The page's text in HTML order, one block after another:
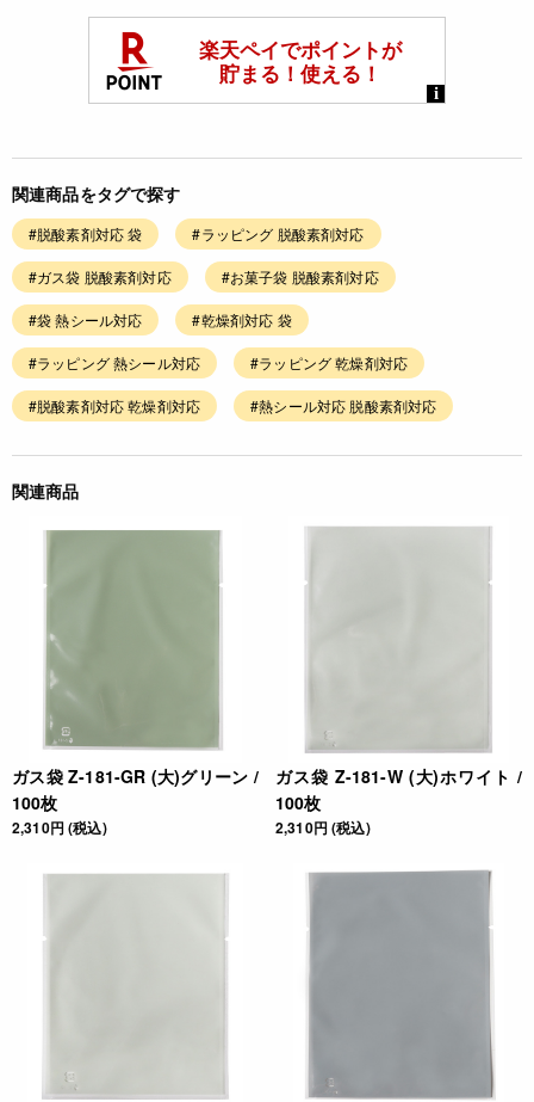
関連商品をタグで探す
#脱酸素剤対応 袋 #ラッピング 脱酸素剤対応
#ガス袋 脱酸素剤対応 #お菓子袋 脱酸素剤対応
#袋 熱シール対応 #乾燥剤対応 袋
#ラッピング 熱シール対応 #ラッピング 乾燥剤対応
#脱酸素剤対応 乾燥剤対応 #熱シール対応 脱酸素剤対応
関連商品
ガス袋 Z-181-GR (大)グリーン /
100枚
2,310円 (税込)
ガス袋 Z-181-W (大)ホワイト /
100枚
2,310円 (税込)